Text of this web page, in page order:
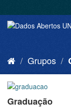
Grupos
Graduação